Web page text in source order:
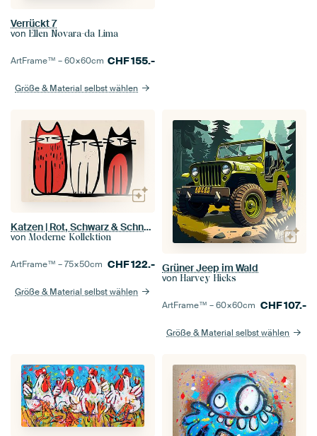
Verrückt 7
von Ellen Novara-da Lima
ArtFrame™ –60×60cm CHF155.-
Größe & Material selbst wählen
Katzen | Rot, Schwarz & Schnurrhaare
von Moderne Kollektion
ArtFrame™ –75×50cm CHF122.-
Größe & Material selbst wählen
Grüner Jeep im Wald
von Harvey Hicks
ArtFrame™ –60×60cm CHF107.-
Größe & Material selbst wählen